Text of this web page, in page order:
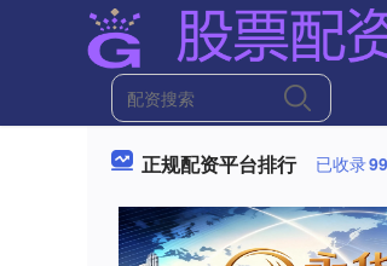
正规配资平台排行 已收录